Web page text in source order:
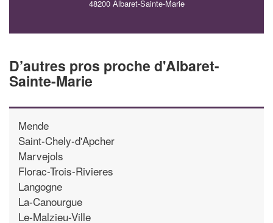
48200 Albaret-Sainte-Marie
D’autres pros proche d'Albaret-
Sainte-Marie
Mende
Saint-Chely-d'Apcher
Marvejols
Florac-Trois-Rivieres
Langogne
La-Canourgue
Le-Malzieu-Ville